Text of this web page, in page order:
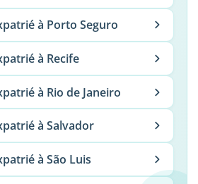
à Porto Seguro
à Recife
à Rio de Janeiro
à Salvador
à São Luis